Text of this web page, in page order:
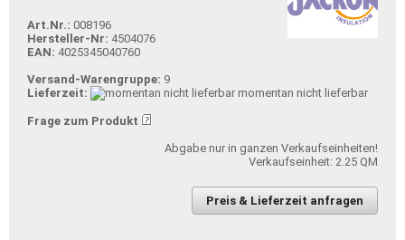
Art.Nr.: 008196
Hersteller-Nr: 4504076
EAN: 4025345040760
Versand-Warengruppe: 9
Lieferzeit:
momentan nicht lieferbar
Frage zum Produkt
Abgabe nur in ganzen Verkaufseinheiten!
Verkaufseinheit: 2.25 QM
Preis & Lieferzeit anfragen